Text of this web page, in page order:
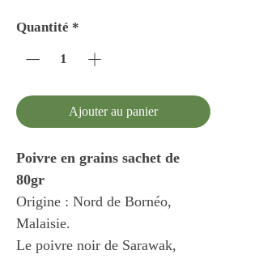
Quantité *
Ajouter au panier
Poivre en grains sachet de
80gr
Origine : Nord de Bornéo,
Malaisie.
Le poivre noir de Sarawak,